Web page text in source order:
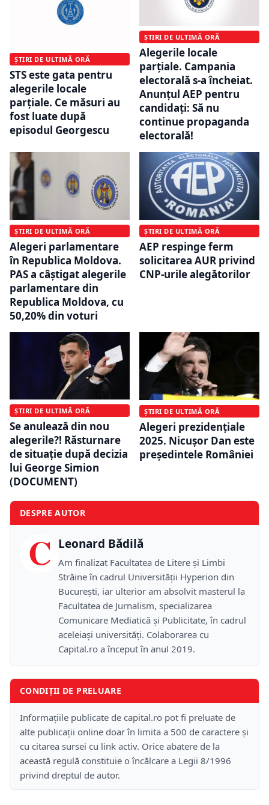
ȘTIRI DE ULTIMĂ ORĂ
STS este gata pentru
alegerile locale
parțiale. Ce măsuri au
fost luate după
episodul Georgescu
ȘTIRI DE ULTIMĂ ORĂ
Alegerile locale
parțiale. Campania
electorală s-a încheiat.
Anunțul AEP pentru
candidați: Să nu
continue propaganda
electorală!
ȘTIRI DE ULTIMĂ ORĂ
Alegeri parlamentare
în Republica Moldova.
PAS a câștigat alegerile
parlamentare din
Republica Moldova, cu
50,20% din voturi
ȘTIRI DE ULTIMĂ ORĂ
AEP respinge ferm
solicitarea AUR privind
CNP-urile alegătorilor
ȘTIRI DE ULTIMĂ ORĂ
Se anulează din nou
alegerile?! Răsturnare
de situație după decizia
lui George Simion
(DOCUMENT)
ȘTIRI DE ULTIMĂ ORĂ
Alegeri prezidențiale
2025. Nicușor Dan este
președintele României
DESPRE AUTOR
C Leonard Bădilă
Am finalizat Facultatea de Litere și Limbi
Străine în cadrul Universității Hyperion din
București, iar ulterior am absolvit masterul la
Facultatea de Jurnalism, specializarea
Comunicare Mediatică și Publicitate, în cadrul
aceleiași universități. Colaborarea cu
Capital.ro a început în anul 2019.
CONDIȚII DE PRELUARE
Informațiile publicate de capital.ro pot fi preluate de
alte publicații online doar în limita a 500 de caractere și
cu citarea sursei cu link activ. Orice abatere de la
această regulă constituie o încălcare a Legii 8/1996
privind dreptul de autor.